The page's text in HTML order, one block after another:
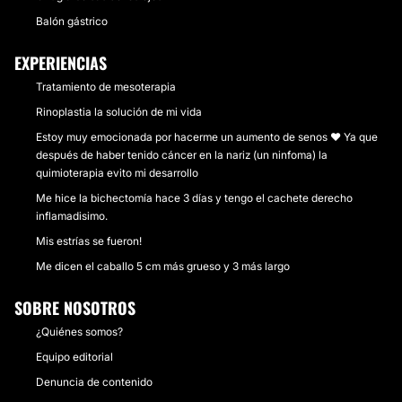
Balón gástrico
EXPERIENCIAS
Tratamiento de mesoterapia
Rinoplastia la solución de mi vida
Estoy muy emocionada por hacerme un aumento de senos ❤️ Ya que
después de haber tenido cáncer en la nariz (un ninfoma) la
quimioterapia evito mi desarrollo
Me hice la bichectomía hace 3 días y tengo el cachete derecho
inflamadisimo.
Mis estrías se fueron!
Me dicen el caballo 5 cm más grueso y 3 más largo
SOBRE NOSOTROS
¿Quiénes somos?
Equipo editorial
Denuncia de contenido